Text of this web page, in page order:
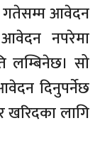
गतेसम्म आवेदन
नपरेमा
लम्बिनेछ। सो
दिनुपर्नेछ
लागि